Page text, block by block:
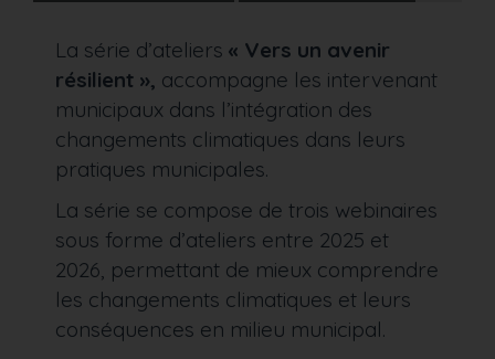
La série d’ateliers « Vers un avenir
résilient », accompagne les intervenant
municipaux dans l’intégration des
changements climatiques dans leurs
pratiques municipales.
La série se compose de trois webinaires
sous forme d’ateliers entre 2025 et
2026, permettant de mieux comprendre
les changements climatiques et leurs
conséquences en milieu municipal.